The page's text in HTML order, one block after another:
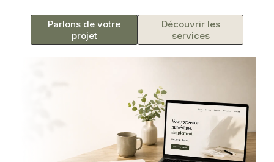
Parlons de votre
projet
Découvrir les
services